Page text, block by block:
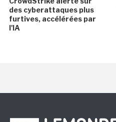
des cyberattaques plus
furtives, accélérées par
l'IA